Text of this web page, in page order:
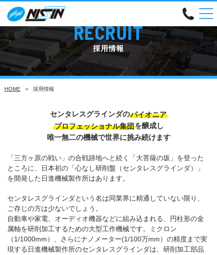
RECRUIT
採用情報
HOME 採用情報
センタレスグラインダのパイオニア
プロフェッショナル集団を醸成し
唯一無二の機械で世界に挑み続けます
「三方ヶ原の戦い」の合戦跡地へと続く「大菩薩の坂」を登った
ところに、日本初の「心なし研削盤（センタレスグラインダ）」
を開発した日進機械製作所はあります。
センタレスグラインダという名は同業界に精通していない限り、
ご存じの方は少ないでしょう。
自動車や家電、オーディオ機器などに組み込まれる、円柱形の金
属軸を研削加工するための大型工作機械です。ミクロン
（1/1000mm）、さらにナノメーター(1/100万mm）の精度まで実
現する日進機械製作所のセンタレスグラインダは、研削加工部品